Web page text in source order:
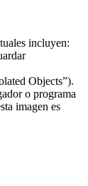
incluyen:
Objects”).
o programa
imagen es